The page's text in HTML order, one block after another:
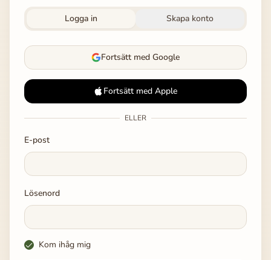
Logga in Skapa konto
Fortsätt med Google
Fortsätt med Apple
ELLER
E-post
Lösenord
Kom ihåg mig